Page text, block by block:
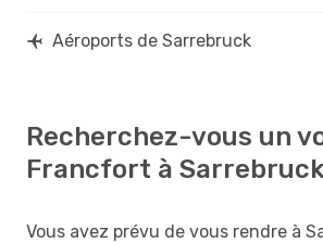
Aéroports de Sarrebruck
Recherchez-vous un
Francfort à
Vous avez prévu de vous rendre à